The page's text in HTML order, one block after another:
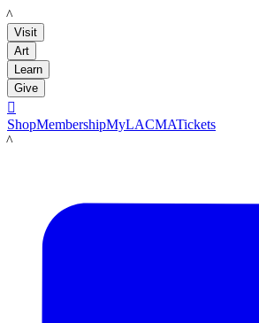
LACMA
Visit
Art
Learn
Give

ShopMembershipMyLACMATickets
LACMA